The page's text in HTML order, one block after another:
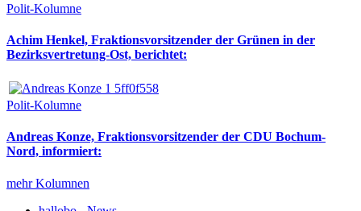
Polit-Kolumne
Achim Henkel, Fraktionsvorsitzender der Grünen in der
Bezirksvertretung-Ost, berichtet:
Polit-Kolumne
Andreas Konze, Fraktionsvorsitzender der CDU Bochum-
Nord, informiert:
mehr Kolumnen